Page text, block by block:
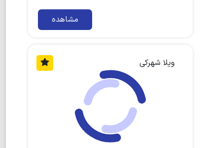
مشاهده
ویلا شهرکی